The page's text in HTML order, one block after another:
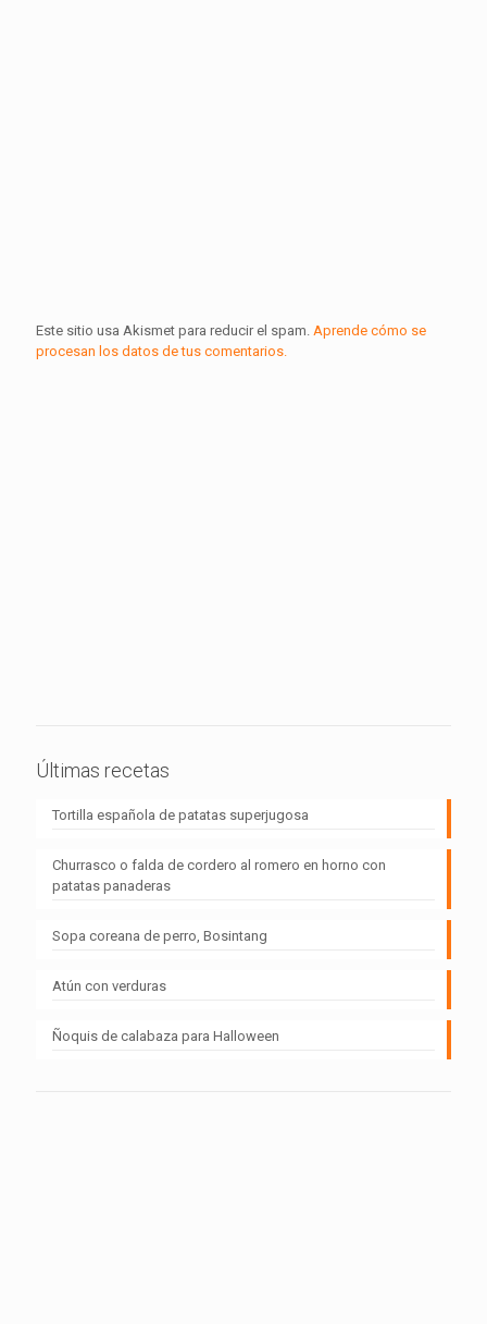
Este sitio usa Akismet para reducir el spam. Aprende cómo se
procesan los datos de tus comentarios.
Últimas recetas
Tortilla española de patatas superjugosa
Churrasco o falda de cordero al romero en horno con
patatas panaderas
Sopa coreana de perro, Bosintang
Atún con verduras
Ñoquis de calabaza para Halloween